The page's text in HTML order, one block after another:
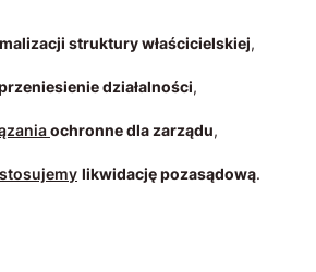
struktury właścicielskiej,
działalności,
ochronne dla zarządu,
likwidację pozasądową.